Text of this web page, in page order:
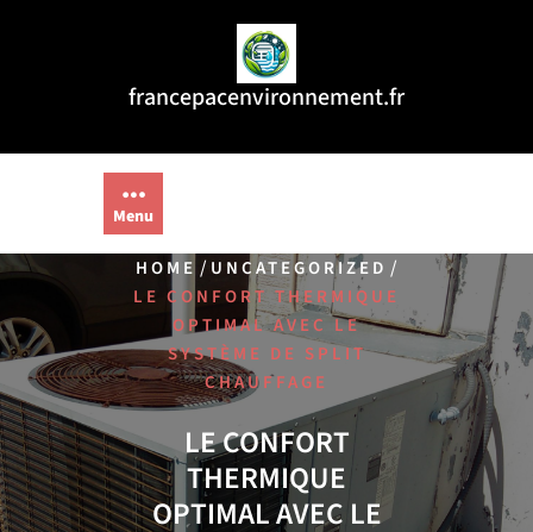
francepacenvironnement.fr
Menu
HOME / UNCATEGORIZED /
LE CONFORT THERMIQUE
OPTIMAL AVEC LE
SYSTÈME DE SPLIT
CHAUFFAGE
LE CONFORT
THERMIQUE
OPTIMAL AVEC LE